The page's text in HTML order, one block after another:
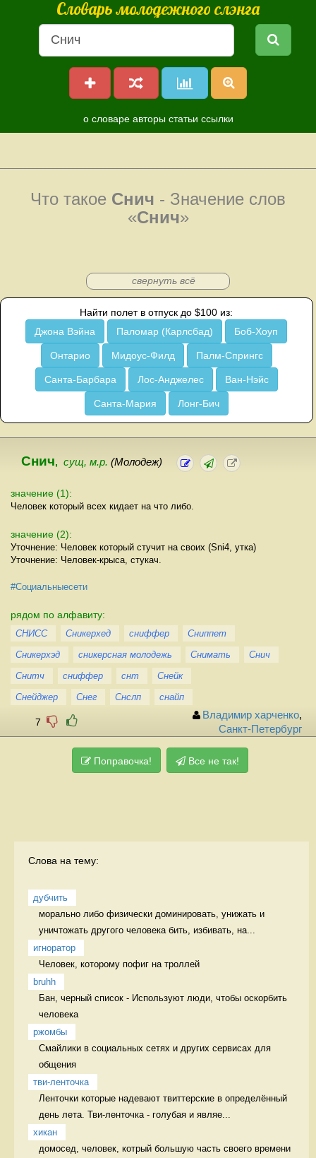
Словарь молодежного слэнга
о словаре авторы статьи ссылки
Что такое Снич - Значение слов
«Снич»
свернуть всё
Найти полет в отпуск до $100 из:
Джона Вэйна
Паломар (Карлсбад) Боб-Хоуп
Онтарио Мидоус-Филд Палм-Спрингс
Санта-Барбара Лос-Анджелес Ван-Нэйс
Санта-Мария Лонг-Бич
Снич, сущ, м.р. (Молодеж)
значение (1):
Человек который всех кидает на что либо.
значение (2):
Уточнение: Человек который стучит на своих (Sni4, утка)
Уточнение: Человек-крыса, стукач.
#Социальныесети
рядом по алфавиту:
СНИСС Сникерхед сниффер
Сниппет
Сникерхэд
сникерсная молодежь Снимать
Снич
Снитч
сниффер снт
Снейк
Снейджер
Снег Снслп снайп
7
Владимир харченко,
Санкт-Петербург
Поправочка! Все не так!
Слова на тему:
дубчить
морально либо физически доминировать, унижать и
уничтожать другого человека бить, избивать, на...
игноратор
Человек, которому пофиг на троллей
bruhh
Бан, черный список - Используют люди, чтобы оскорбить
человека
ржомбы
Смайлики в социальных сетях и других сервисах для
общения
тви-ленточка
Ленточки которые надевают твиттерские в определённый
день лета. Тви-ленточка - голубая и являе...
хикан
домосед, человек, котрый большую часть своего времени